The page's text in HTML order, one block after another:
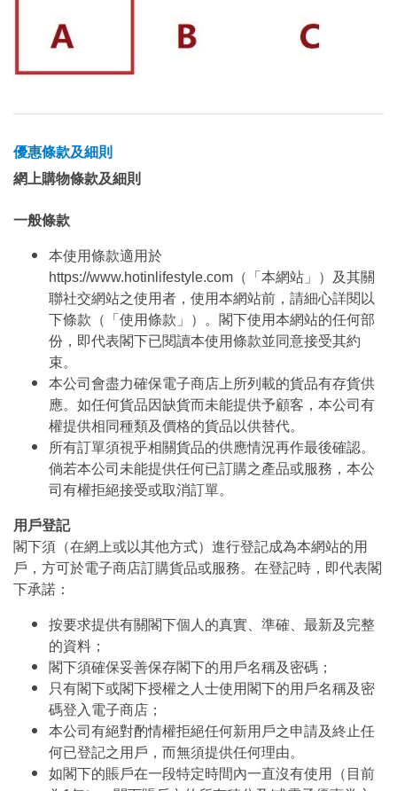
優惠條款及細則
網上購物條款及細則
一般條款
本使用條款適用於
https://www.hotinlifestyle.com（「本網站」）及其關
聯社交網站之使用者，使用本網站前，請細心詳閱以
下條款（「使用條款」）。閣下使用本網站的任何部
份，即代表閣下已閱讀本使用條款並同意接受其約
束。
本公司會盡力確保電子商店上所列載的貨品有存貨供
應。如任何貨品因缺貨而未能提供予顧客，本公司有
權提供相同種類及價格的貨品以供替代。
所有訂單須視乎相關貨品的供應情況再作最後確認。
倘若本公司未能提供任何已訂購之產品或服務，本公
司有權拒絕接受或取消訂單。
用戶登記
閣下須（在網上或以其他方式）進行登記成為本網站的用
戶，方可於電子商店訂購貨品或服務。在登記時，即代表閣
下承諾：
按要求提供有關閣下個人的真實、準確、最新及完整
的資料；
閣下須確保妥善保存閣下的用戶名稱及密碼；
只有閣下或閣下授權之人士使用閣下的用戶名稱及密
碼登入電子商店；
本公司有絕對酌情權拒絕任何新用戶之申請及終止任
何已登記之用戶，而無須提供任何理由。
如閣下的賬戶在一段特定時間內一直沒有使用（目前